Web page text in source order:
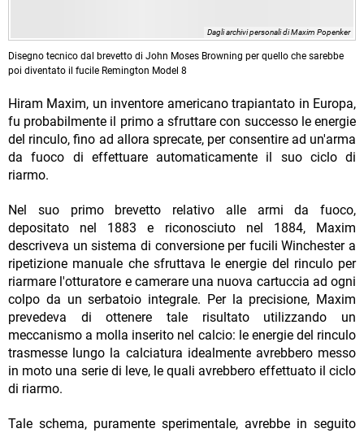
Dagli archivi personali di Maxim Popenker
Disegno tecnico dal brevetto di John Moses Browning per quello che sarebbe
poi diventato il fucile Remington Model 8
Hiram Maxim, un inventore americano trapiantato in Europa,
fu probabilmente il primo a sfruttare con successo le energie
del rinculo, fino ad allora sprecate, per consentire ad un'arma
da fuoco di effettuare automaticamente il suo ciclo di
riarmo.
Nel suo primo brevetto relativo alle armi da fuoco,
depositato nel 1883 e riconosciuto nel 1884, Maxim
descriveva un sistema di conversione per fucili Winchester a
ripetizione manuale che sfruttava le energie del rinculo per
riarmare l'otturatore e camerare una nuova cartuccia ad ogni
colpo da un serbatoio integrale. Per la precisione, Maxim
prevedeva di ottenere tale risultato utilizzando un
meccanismo a molla inserito nel calcio: le energie del rinculo
trasmesse lungo la calciatura idealmente avrebbero messo
in moto una serie di leve, le quali avrebbero effettuato il ciclo
di riarmo.
Tale schema, puramente sperimentale, avrebbe in seguito